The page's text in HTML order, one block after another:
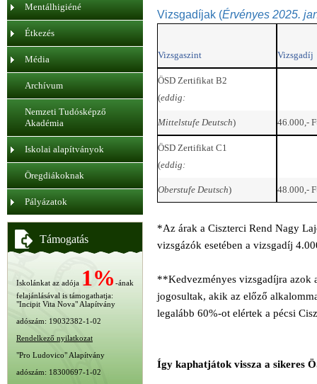
Mentálhigiéné
Étkezés
Média
Archívum
Nemzeti Tudósképző
Akadémia
Iskolai alapítványok
Öregdiákoknak
Pályázatok
Támogatás
Iskolánkat az adója 1% -ának
felajánlásával is támogathatja:
"Incipit Vita Nova" Alapítvány
adószám: 19032382-1-02
Rendelkező nyilatkozat
"Pro Ludovico" Alapítvány
adószám: 18300697-1-02
Vizsgadíjak (Érvényes 2025.
Vizsgaszint Vizsgadíj
ÖSD Zertifikat B2
(eddig:
Mittelstufe Deutsch) 46.000,-
ÖSD Zertifikat C1
(eddig:
Oberstufe Deutsch) 48.000,-
*Az árak a Ciszterci Rend Nagy
vizsgázók esetében a vizsgadíj
**Kedvezményes vizsgadíjra azok
jogosultak, akik az előző
legalább 60%-ot elértek a pécsi
Így kaphatjátok vissza a sikeres